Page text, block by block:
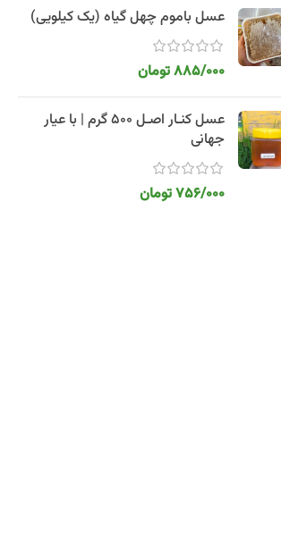
عسل باموم چهل گیاه (یک کیلویی)
885/000تومان
عسل کنـار اصـل 500 گرم | با عیار
جهانی
756/000تومان